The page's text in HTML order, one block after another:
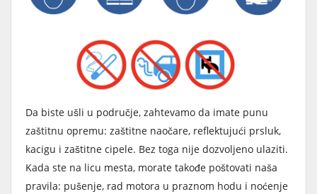
Da biste ušli u područje, zahtevamo da imate punu
zaštitnu opremu: zaštitne naočare, reflektujući prsluk,
kacigu i zaštitne cipele. Bez toga nije dozvoljeno ulaziti.
Kada ste na licu mesta, morate takođe poštovati naša
pravila: pušenje, rad motora u praznom hodu i noćenje